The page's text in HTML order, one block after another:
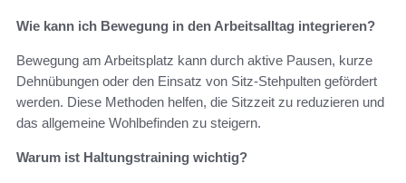
Wie kann ich Bewegung in den Arbeitsalltag integrieren?
Bewegung am Arbeitsplatz kann durch aktive Pausen, kurze
Dehnübungen oder den Einsatz von Sitz-Stehpulten gefördert
werden. Diese Methoden helfen, die Sitzzeit zu reduzieren und
das allgemeine Wohlbefinden zu steigern.
Warum ist Haltungstraining wichtig?